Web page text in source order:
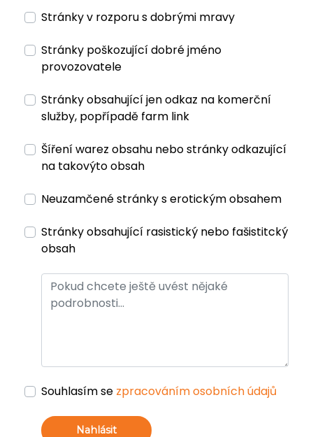
Stránky v rozporu s dobrými mravy
Stránky poškozující dobré jméno
provozovatele
Stránky obsahující jen odkaz na komerční
služby, popřípadě farm link
Šíření warez obsahu nebo stránky odkazující
na takovýto obsah
Neuzamčené stránky s erotickým obsahem
Stránky obsahující rasistický nebo fašistitcký
obsah
Souhlasím se zpracováním osobních údajů
Nahlásit